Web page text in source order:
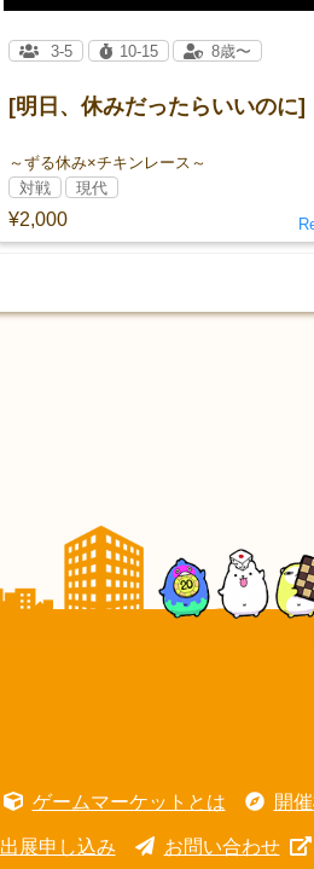
[明日、休みだったらいいのに]
～ずる休み×チキンレース～
¥2,000
3-5 10-15 8歳〜
対戦 現代
ゲームマーケットとは 開
出展申し込み お問い合わせ